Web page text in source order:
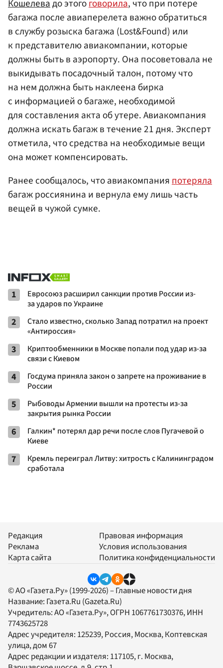
Кошелевадо этогоговорила, что при потере
багажа после авиаперелета важно обратиться
в службу розыска багажа (Lost&Found) или
к представителю авиакомпании, которые
должны быть в аэропорту. Она посоветовала не
выкидывать посадочный талон, потому что
на нем должна быть наклеена бирка
с информацией о багаже, необходимой
для составления акта об утере. Авиакомпания
должна искать багаж в течение 21 дня. Эксперт
отметила, что средства на необходимые вещи
она может компенсировать.
Ранее сообщалось, что авиакомпанияпотеряла
багаж россиянина и вернула ему лишь часть
вещей в чужой сумке.
1
Евросоюз расширил санкции против России из-
за ударов по Украине
2
Стало известно, сколько Запад потратил на проект
«Антироссия»
3
Криптообменники в Москве попали под удар из-за
связи с Киевом
4
Госдума приняла закон о запрете на проживание в
России
5
Рыбоводы Армении вышли на протесты из-за
закрытия рынка России
6
Галкин* потерял дар речи после слов Пугачевой о
Киеве
7
Кремль переиграл Литву: хитрость с Калининградом
сработала
Редакция
Реклама
Карта сайта
Правовая информация
Условия использования
Политика конфиденциальности
© АО «Газета.Ру» (1999-2026) – Главные новости дня
Название: Газета.Ru (Gazeta.Ru)
Учредитель:АО «Газета.Ру», ОГРН 1067761730376, ИНН
7743625728
Адрес учредителя: 125239, Россия, Москва, Коптевская
улица, дом 67
Адрес редакции и издателя: 117105, г. Москва,